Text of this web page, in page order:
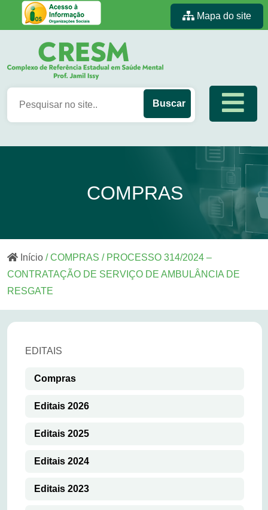
Mapa do site
COMPRAS
Início / COMPRAS / PROCESSO 314/2024 –
CONTRATAÇÃO DE SERVIÇO DE AMBULÂNCIA DE
RESGATE
EDITAIS
Compras
Editais 2026
Editais 2025
Editais 2024
Editais 2023